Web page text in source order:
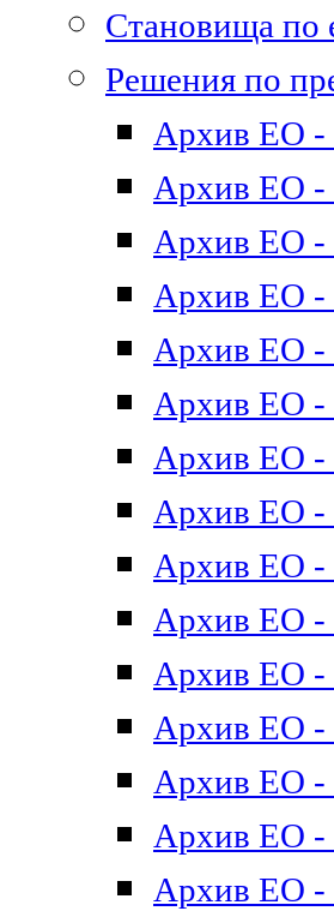
Становища по
Решения по
Архив ЕО -
Архив ЕО -
Архив ЕО -
Архив ЕО -
Архив ЕО -
Архив ЕО -
Архив ЕО -
Архив ЕО -
Архив ЕО -
Архив ЕО -
Архив ЕО -
Архив ЕО -
Архив ЕО -
Архив ЕО -
Архив ЕО -